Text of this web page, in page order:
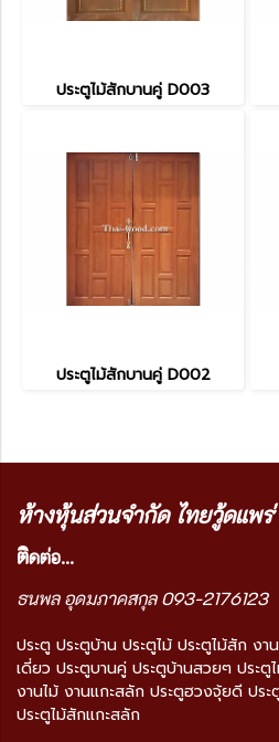
ประตูไม้สักบานคู่ D003
ประตูไม้สักบานคู่ D002
ห้างหุ้นส่วนจำกัด ไทยวู้ดแพร่
ติดต่อ...
ธนพล อุดมภาคสกุล 093-2176123
ประตู ประตูบ้าน ประตูไม้ ประตูไม้สัก งา
เดี่ยว ประตูบานคู่ ประตูบ้านสวยๆ ประ
งานไม้ งานแกะสลัก ประตูฮวงจุ้ยดี ปร
ประตูไม้สักแกะสลัก